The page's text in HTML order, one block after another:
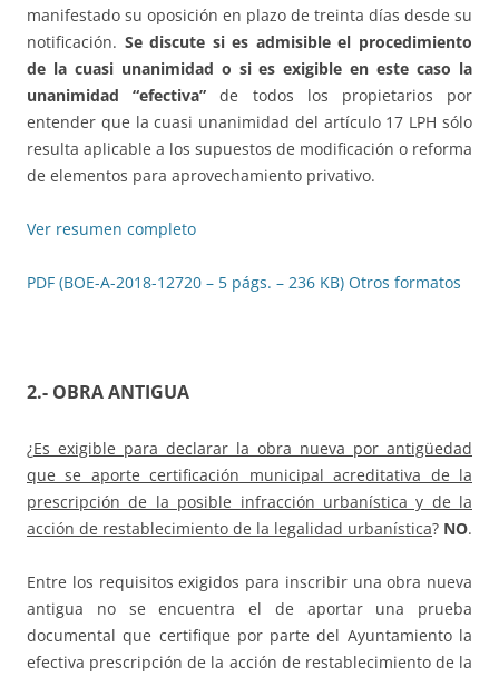
manifestado su oposición en plazo de treinta días desde su
notificación. Se discute si es admisible el procedimiento
de la cuasi unanimidad o si es exigible en este caso la
unanimidad “efectiva” de todos los propietarios por
entender que la cuasi unanimidad del artículo 17 LPH sólo
resulta aplicable a los supuestos de modificación o reforma
de elementos para aprovechamiento privativo.
Ver resumen completo
PDF (BOE-A-2018-12720 – 5 págs. – 236 KB) Otros formatos
2.- OBRA ANTIGUA
¿Es exigible para declarar la obra nueva por antigüedad
que se aporte certificación municipal acreditativa de la
prescripción de la posible infracción urbanística y de la
acción de restablecimiento de la legalidad urbanística? NO.
Entre los requisitos exigidos para inscribir una obra nueva
antigua no se encuentra el de aportar una prueba
documental que certifique por parte del Ayuntamiento la
efectiva prescripción de la acción de restablecimiento de la